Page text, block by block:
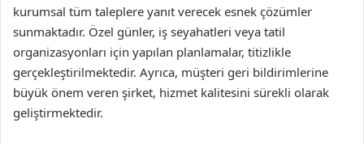
kurumsal tüm taleplere yanıt verecek esnek çözümler
sunmaktadır. Özel günler, iş seyahatleri veya tatil
organizasyonları için yapılan planlamalar, titizlikle
gerçekleştirilmektedir. Ayrıca, müşteri geri bildirimlerine
büyük önem veren şirket, hizmet kalitesini sürekli olarak
geliştirmektedir.